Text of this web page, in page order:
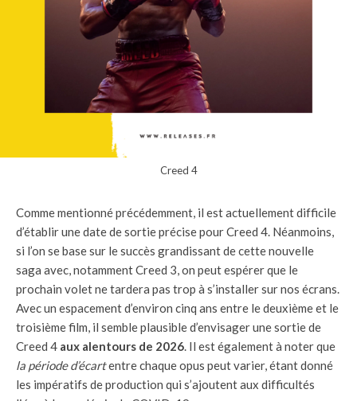
Creed 4
Comme mentionné précédemment, il est actuellement difficile
d’établir une date de sortie précise pour Creed 4. Néanmoins,
si l’on se base sur le succès grandissant de cette nouvelle
saga avec, notamment Creed 3, on peut espérer que le
prochain volet ne tardera pas trop à s’installer sur nos écrans.
Avec un espacement d’environ cinq ans entre le deuxième et le
troisième film, il semble plausible d’envisager une sortie de
Creed 4 aux alentours de 2026. Il est également à noter que
la période d’écartentre chaque opus peut varier, étant donné
les impératifs de production qui s’ajoutent aux difficultés